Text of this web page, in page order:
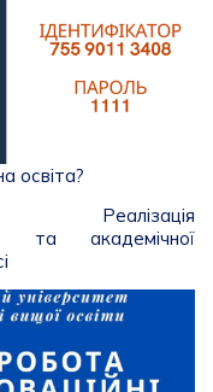
освіта?
Реалізація
та академічної